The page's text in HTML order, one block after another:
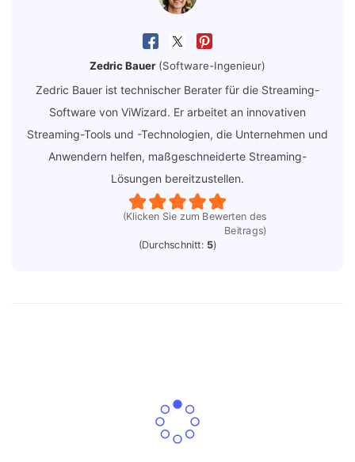
Zedric Bauer (Software-Ingenieur)
Zedric Bauer ist technischer Berater für die Streaming-
Software von ViWizard. Er arbeitet an innovativen
Streaming-Tools und -Technologien, die Unternehmen und
Anwendern helfen, maßgeschneiderte Streaming-
Lösungen bereitzustellen.
(Klicken Sie zum Bewerten des
Beitrags)
(Durchschnitt: 5)